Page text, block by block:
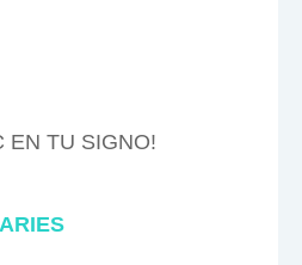
EN TU SIGNO!
ARIES